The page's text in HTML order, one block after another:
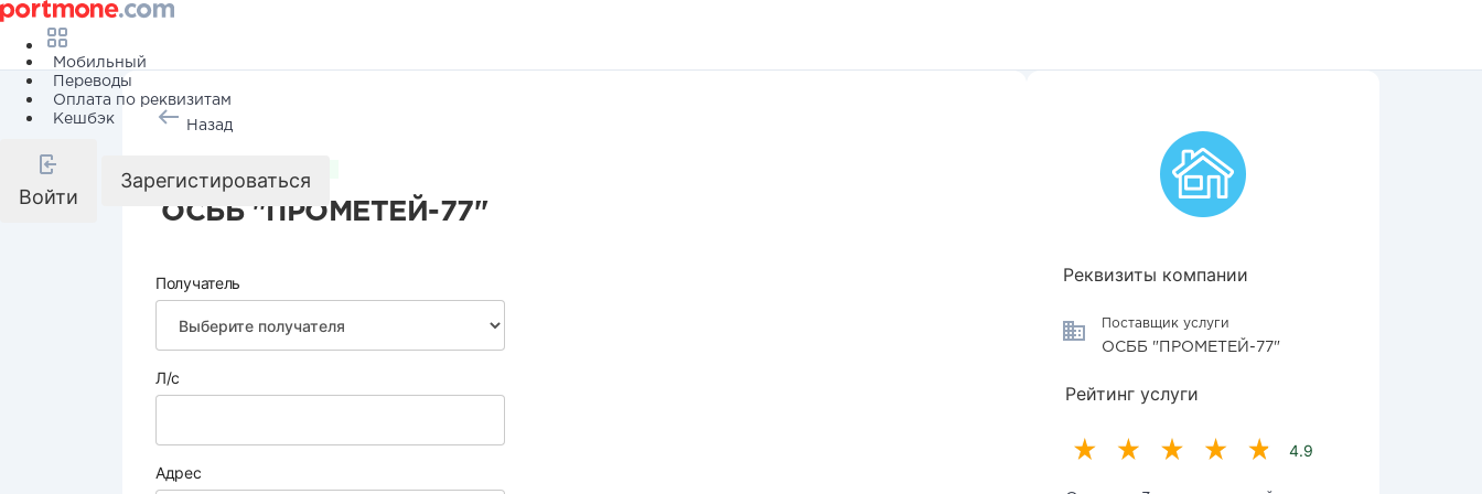
Мобильный
Переводы
Оплата по реквизитам
Кешбэк
Войти
Зарегистироваться
Назад
ОСББ "ПРОМЕТЕЙ-77"
Получатель
Л/с
Адрес
Реквизиты компании
Поставщик услуги
ОСББ "ПРОМЕТЕЙ-77"
Рейтинг услуги
4.9